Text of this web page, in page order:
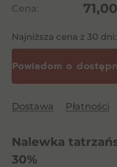
Cena: 71,00
Najniższa cena z 30 dni:
Dostawa Płatności
Nalewka
30%